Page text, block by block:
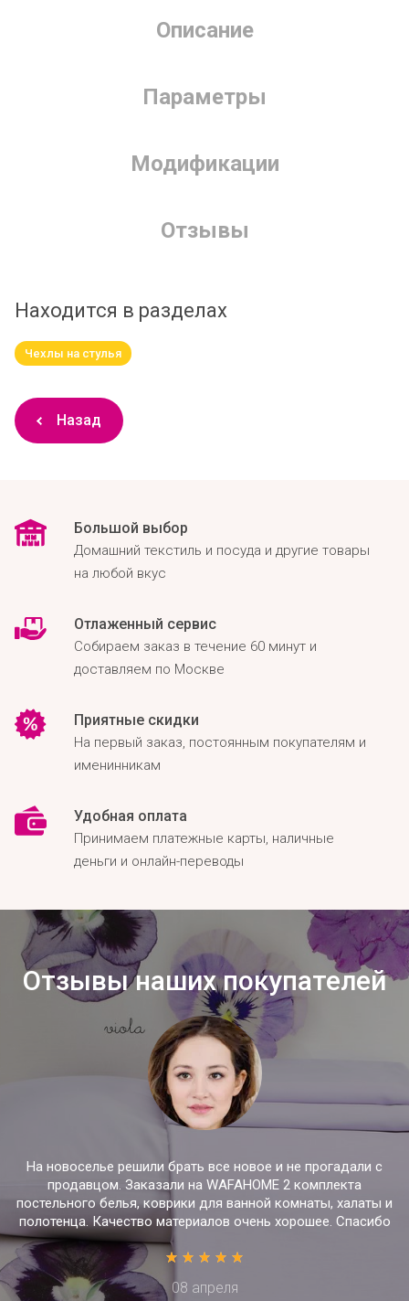
Описание
Параметры
Модификации
Отзывы
Находится в разделах
Чехлы на стулья
Назад
Большой выбор
Домашний текстиль и посуда и другие товары
на любой вкус
Отлаженный сервис
Собираем заказ в течение 60 минут и
доставляем по Москве
Приятные скидки
На первый заказ, постоянным покупателям и
именинникам
Удобная оплата
Принимаем платежные карты, наличные
деньги и онлайн-переводы
Отзывы наших покупателей
На новоселье решили брать все новое и не прогадали с
продавцом. Заказали на WAFAHOME 2 комплекта
постельного белья, коврики для ванной комнаты, халаты и
полотенца. Качество материалов очень хорошее. Спасибо
08 апреля